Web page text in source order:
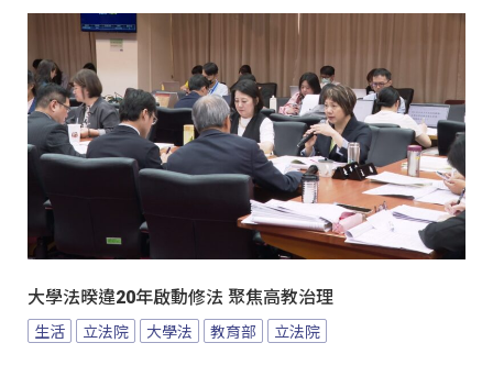
大學法暌違20年啟動修法 聚焦高教治理
生活 立法院 大學法 教育部 立法院